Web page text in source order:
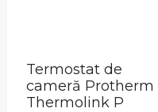
Termostat de
cameră Protherm
Thermolink P